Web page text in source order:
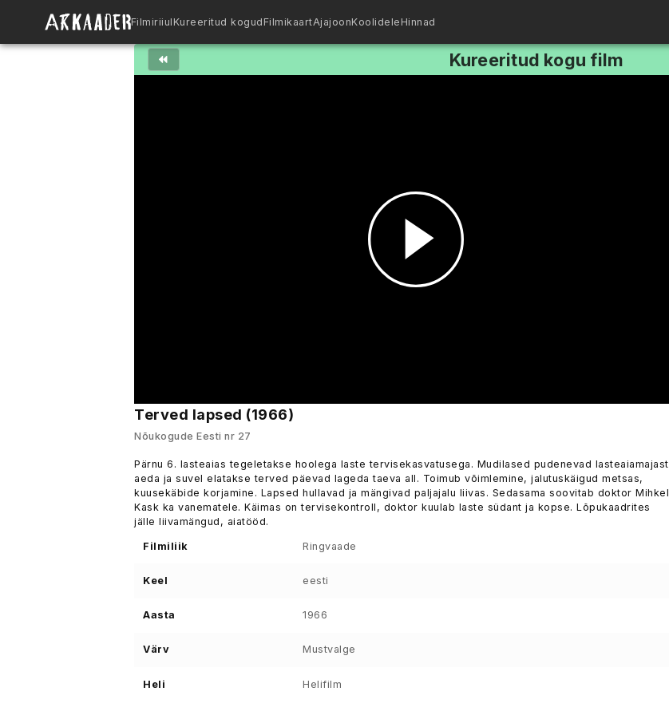
Filmiriiul Kureeritud kogud FilmikaartAjajoonKoolidele Hinnad
Kureeritud kogu film
Esita
video
Terved lapsed (1966)
Nõukogude Eesti nr 27
Pärnu 6. lasteaias tegeletakse hoolega laste tervisekasvatusega. Mudilased pudenevad lasteaiamajast
aeda ja suvel elatakse terved päevad lageda taeva all. Toimub võimlemine, jalutuskäigud metsas,
kuusekäbide korjamine. Lapsed hullavad ja mängivad paljajalu liivas. Sedasama soovitab doktor Mihkel
Kask ka vanematele. Käimas on tervisekontroll, doktor kuulab laste südant ja kopse. Lõpukaadrites
jälle liivamängud, aiatööd.
Filmiliik Ringvaade
Keel eesti
Aasta 1966
Värv Mustvalge
Heli Helifilm